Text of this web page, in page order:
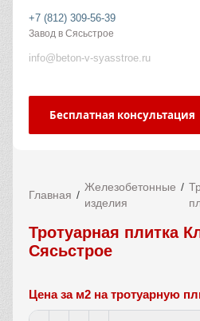
+7 (812) 309-56-39
Завод в Сясьстрое
info@beton-v-syasstroe.ru
Бесплатная консультация
Главная
Железобетонные
изделия
Тротуарная плитка
Сясьстрое
Цена за м2 на тротуарную